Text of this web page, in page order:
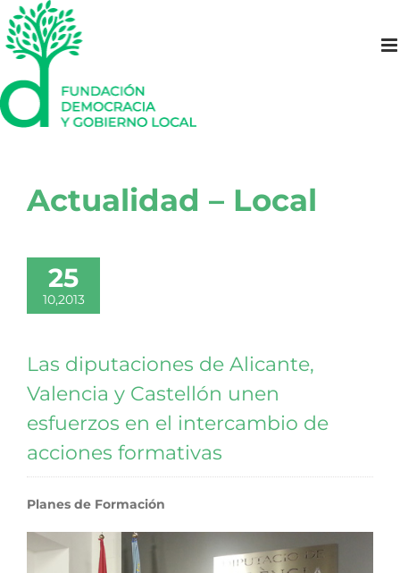
Saltar
al
contenido
Actualidad – Local
25
10,2013
Las diputaciones de Alicante,
Valencia y Castellón unen
esfuerzos en el intercambio de
acciones formativas
Planes de Formación